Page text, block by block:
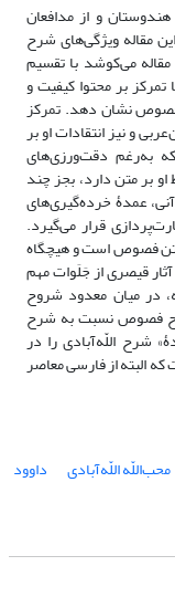
و از مدافعان
مقاله ویژگی‌های شرح
می‌کوشد با تقسیم
بر محتوا کیفیت و
فصوص نشان دهد. تمرکز
و نیز انتقادات او بر
به‌رغم دقت‌ورزی‌های
بر متن دارد، بجز چند
عمدۀ خرده‌گیری‌های
قرار می‌گیرد.
فصوص است و هیچگاه
قیصری از جَلَوات مهم
در میان معدود شروح
فصوص نسبت به شرح
شرح اللّه‌آبادی را در
البته از فارسی معاصر
محب‌اللّه اللّه‌آبادی داوود